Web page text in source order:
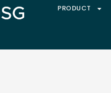
PRODUCT